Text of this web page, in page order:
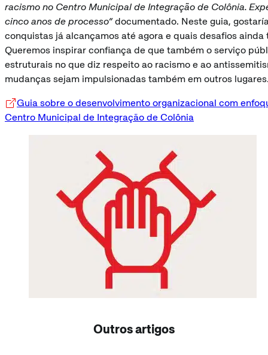
racismo no Centro Municipal de Integração de Colônia.
cinco anos de processo“documentado. Neste guia,
conquistas já alcançamos até agora e quais desafios
Queremos inspirar confiança de que também o serviço
estruturais no que diz respeito ao racismo e ao
mudanças sejam impulsionadas também em outros
Guia sobre o desenvolvimento organizacional com
Centro Municipal de Integração de Colônia
Outros artigos